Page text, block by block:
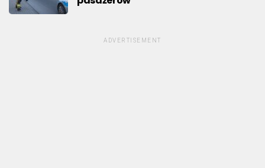
ADVERTISEMENT